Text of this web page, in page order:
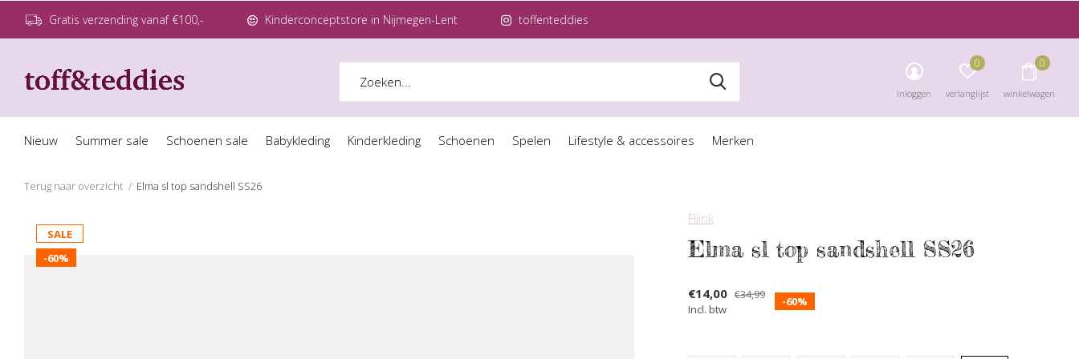
Nieuw Summer sale Schoenen sale Babykleding Kinderkleding Schoenen Spelen Lifestyle & accessoires Merken
inloggen verlanglijst
0
winkelwagen
0
Gratis verzending vanaf €100,- Kinderconceptstore in Nijmegen-Lent toffenteddies
Terug naar overzicht Elma sl top sandshell SS26
SALE
-60%
Fliink
Elma sl top sandshell SS26
€14,00 €34,99
Incl. btw
-60%